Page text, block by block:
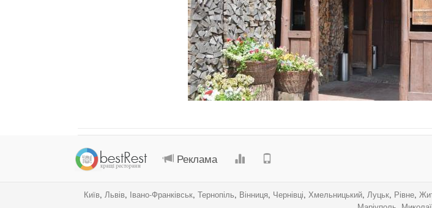
Реклама
Київ, Львів, Івано-Франківськ, Тернопіль, Вінниця, Чернівці, Хмельницький, Луцьк, Рівне,